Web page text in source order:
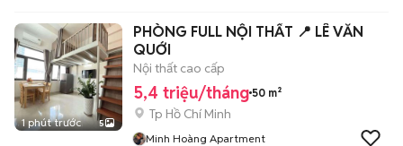
1 phút trước 5
PHÒNG FULL NỘI THẤT 📍 LÊ VĂN
QUỚI
Nội thất cao cấp
5,4 triệu/tháng 50 m²
Tp Hồ Chí Minh
Minh Hoàng Apartment